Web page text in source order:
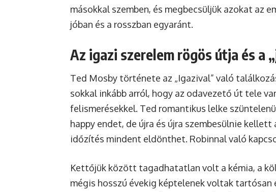
másokkal szemben, és megbecsüljük azokat az
jóban és a rosszban egyaránt.
Az igazi szerelem rögös útja és a
Ted Mosby története az „Igazival” való
sokkal inkább arról, hogy az odavezető út tele
felismerésekkel. Ted romantikus lelke
happy endet, de újra és újra szembesülnie
időzítés mindent eldönthet. Robinnal való
Kettőjük között tagadhatatlan volt a kémia, a
mégis hosszú évekig képtelenek voltak